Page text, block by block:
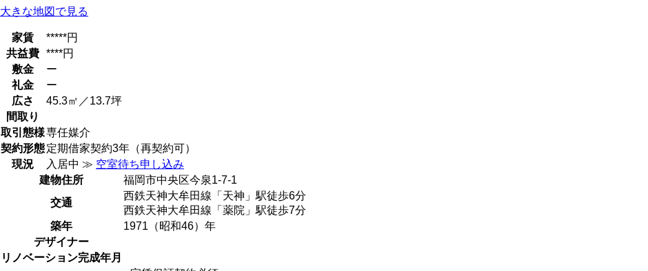
大きな地図で見る
家賃
*****円
共益費 ****円
敷金
ー
礼金
ー
広さ
45.3㎡／13.7坪
間取り
取引態様専任媒介
契約形態定期借家契約3年（再契約可）
現況
入居中 ≫ 空室待ち申し込み
建物住所
福岡市中央区今泉1-7-1
交通
西鉄天神大牟田線「天神」駅徒歩6分
西鉄天神大牟田線「薬院」駅徒歩7分
築年
1971（昭和46）年
デザイナー
リノベーション完成年月